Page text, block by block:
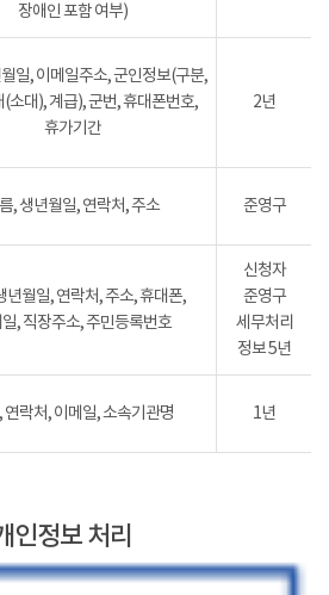
장애인 포함 여부)
일, 이메일주소, 군인정보(구분,
소대), 계급), 군번, 휴대폰번호,
휴가기간
2년
, 생년월일, 연락처, 주소 준영구
년월일, 연락처, 주소, 휴대폰,
, 직장주소, 주민등록번호
신청자
준영구
세무처리
정보 5년
연락처, 이메일, 소속기관명 1년
인정보 처리